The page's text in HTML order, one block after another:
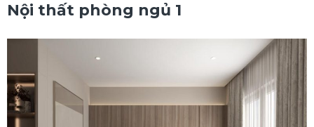
Nội thất phòng ngủ 1